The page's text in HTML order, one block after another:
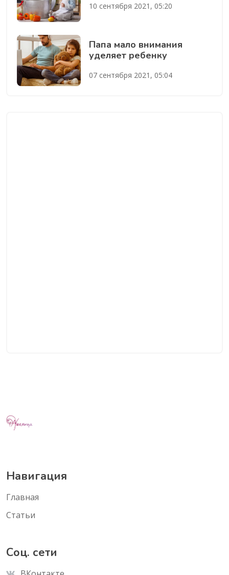
10 сентября 2021, 05:20
Папа мало внимания
уделяет ребенку
07 сентября 2021, 05:04
Навигация
Главная
Статьи
Соц. сети